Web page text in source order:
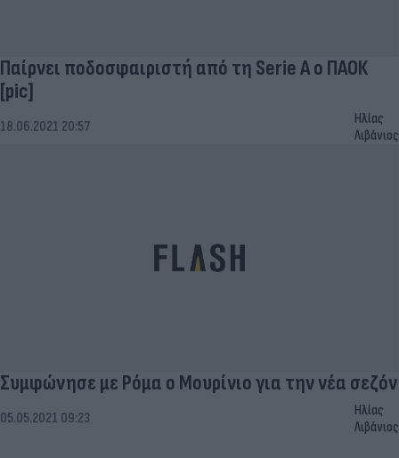
Παίρνει ποδοσφαιριστή από τη Serie A ο ΠΑΟΚ
[pic]
18.06.2021 20:57
Ηλίας
Λιβάνιος
Συμφώνησε με Ρόμα ο Μουρίνιο για την νέα σεζόν
05.05.2021 09:23
Ηλίας
Λιβάνιος